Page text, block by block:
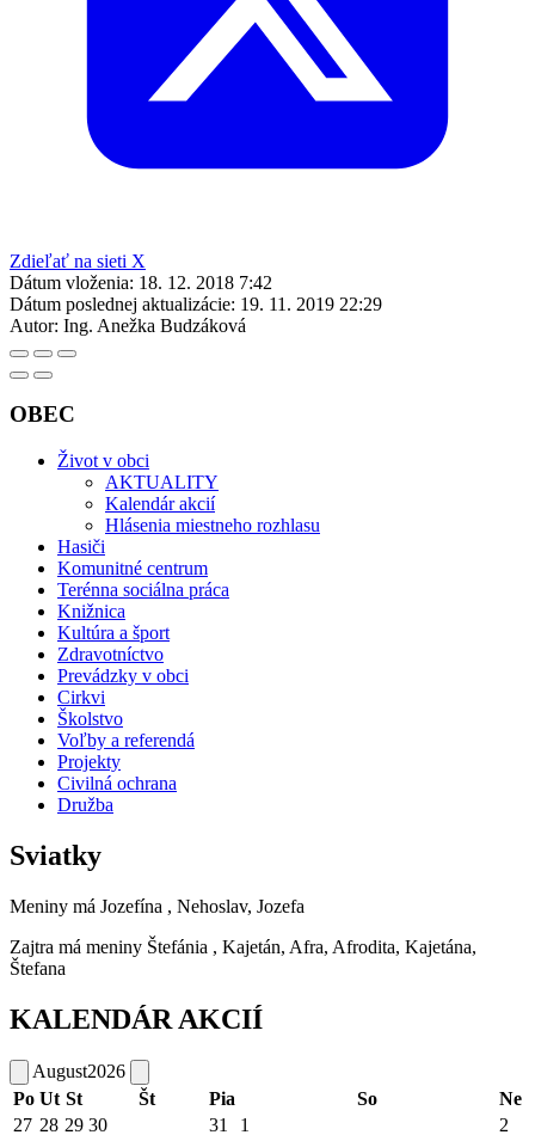
Zdieľať na sieti X
Dátum vloženia: 18. 12. 2018 7:42
Dátum poslednej aktualizácie: 19. 11. 2019 22:29
Autor: Ing. Anežka Budzáková
OBEC
Život v obci
AKTUALITY
Kalendár akcií
Hlásenia miestneho rozhlasu
Hasiči
Komunitné centrum
Terénna sociálna práca
Knižnica
Kultúra a šport
Zdravotníctvo
Prevádzky v obci
Cirkvi
Školstvo
Voľby a referendá
Projekty
Civilná ochrana
Družba
Sviatky
Meniny má Jozefína , Nehoslav, Jozefa
Zajtra má meniny Štefánia , Kajetán, Afra, Afrodita, Kajetána,
Štefana
KALENDÁR AKCIÍ
August2026
Po Ut St Št Pia So
Ne
27 28 29 30 31 1 2